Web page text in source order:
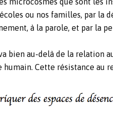
ou nos familles, par
à la parole, et par la
bien au-delà de la relation
Cette résistance au